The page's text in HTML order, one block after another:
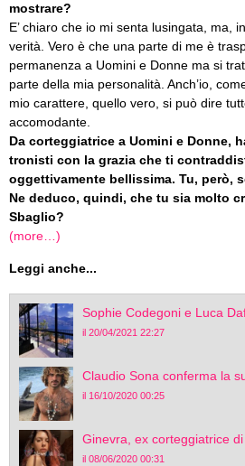
mostrare?
E’ chiaro che io mi senta lusingata, ma,
verità. Vero è che una parte di me è
permanenza a Uomini e Donne ma si
parte della mia personalità. Anch’io,
mio carattere, quello vero, si può dire
accomodante.
Da corteggiatrice a Uomini e Donne,
tronisti con la grazia che ti
oggettivamente bellissima. Tu, però,
Ne deduco, quindi, che tu sia molto
Sbaglio?
(more…)
Leggi anche...
Sophie Codegoni e Luca
il 20/04/2021 22:27
Claudio Sona conferma la
il 16/10/2020 00:25
Ginevra, ex corteggiatrice di
il 08/06/2020 00:31